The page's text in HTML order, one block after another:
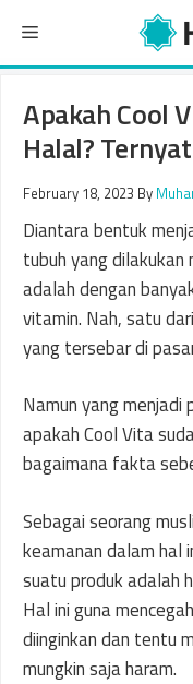
content
Menu
Apakah Cool
Halal?
February 18, 2023 By
Diantara bentuk
tubuh yang dilakukan
adalah dengan
vitamin. Nah, satu
yang tersebar di
Namun yang
apakah Cool Vita
bagaimana fakta
Sebagai seorang
keamanan dalam hal
suatu produk adalah
Hal ini guna
diinginkan dan tentu
mungkin saja haram.